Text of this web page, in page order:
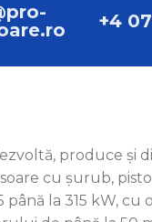
+4
produce și
cu șurub,
la 315 kW, cu